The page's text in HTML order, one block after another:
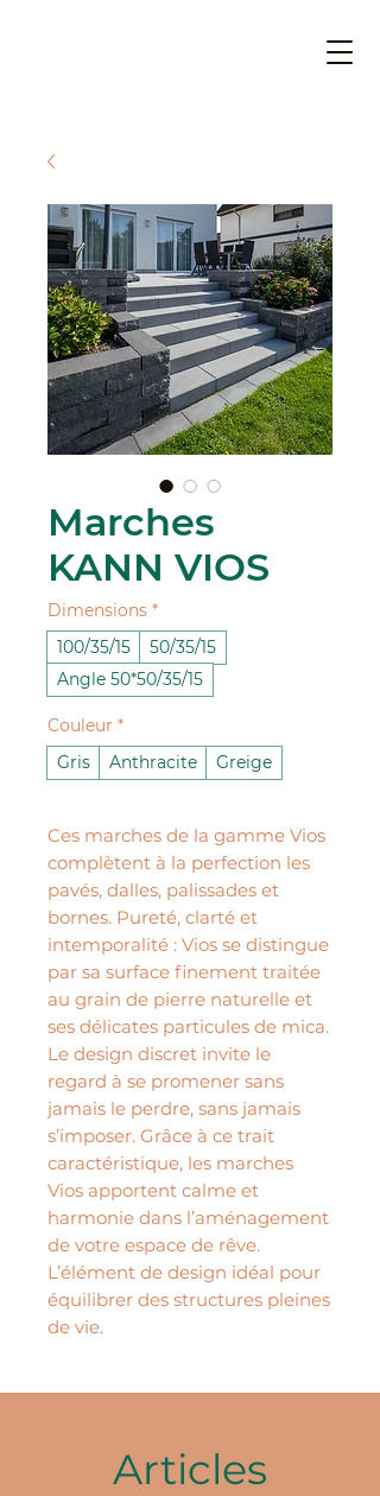
Marches
KANN VIOS
Dimensions *
100/35/15
50/35/15
Angle 50*50/35/15
Couleur *
Gris
Anthracite Greige
Ces marches de la gamme Vios
complètent à la perfection les
pavés, dalles, palissades et
bornes. Pureté, clarté et
intemporalité : Vios se distingue
par sa surface finement traitée
au grain de pierre naturelle et
ses délicates particules de mica.
Le design discret invite le
regard à se promener sans
jamais le perdre, sans jamais
s’imposer. Grâce à ce trait
caractéristique, les marches
Vios apportent calme et
harmonie dans l’aménagement
de votre espace de rêve.
L’élément de design idéal pour
équilibrer des structures pleines
de vie.
Articles